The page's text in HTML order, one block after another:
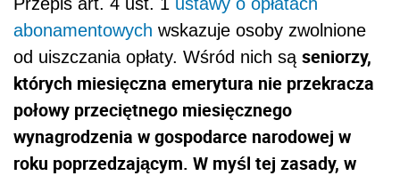
abonamentowych wskazuje osoby zwolnione
od uiszczania opłaty. Wśród nich są seniorzy,
których miesięczna emerytura nie przekracza
połowy przeciętnego miesięcznego
wynagrodzenia w gospodarce narodowej w
roku poprzedzającym. W myśl tej zasady, w